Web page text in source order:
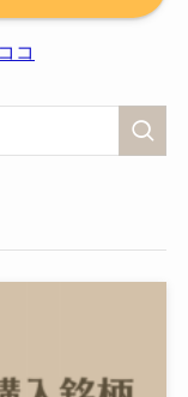
コ